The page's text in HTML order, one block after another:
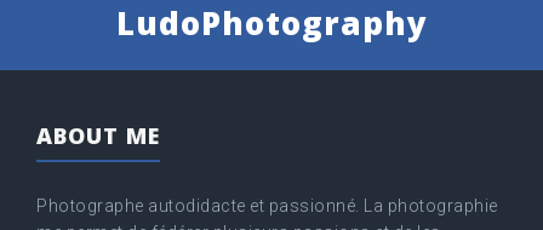
LudoPhotography
ABOUT ME
Photographe autodidacte et passionné. La photographie